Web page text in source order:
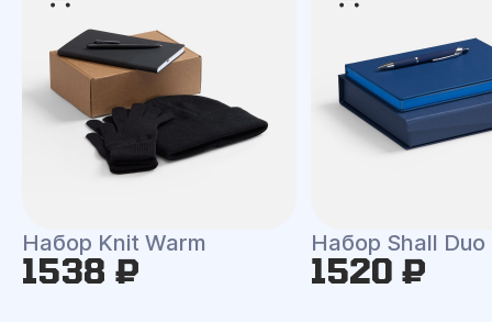
Набор Knit Warm
1538 ₽
Набор Shall Duo
1520 ₽